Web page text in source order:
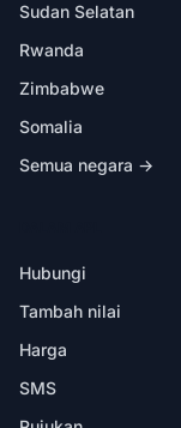
Sudan Selatan
Rwanda
Zimbabwe
Somalia
Semua negara →
Hubungi
Tambah nilai
Harga
SMS